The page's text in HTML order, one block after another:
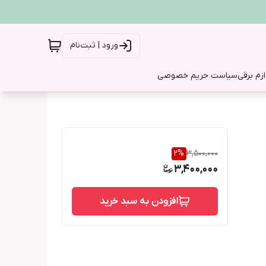
ورود | ثبت‌نام
برقیسیاست حریم خصوصی
3,500,000
2%
3,400,000
افزودن به سبد خرید